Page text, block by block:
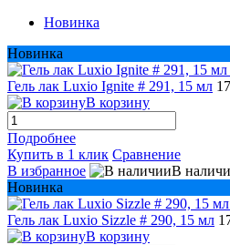
Новинка
Новинка
Гель лак Luxio Ignite # 291, 15 мл
В корзину
Подробнее
Купить в 1 клик Сравнение
В избранное
В
Новинка
Гель лак Luxio Sizzle # 290, 15 мл
В корзину